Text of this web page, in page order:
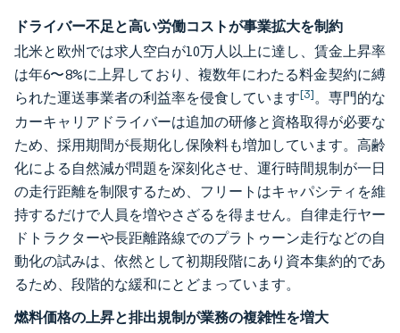
ドライバー不足と高い労働コストが事業拡大を制約
北米と欧州では求人空白が10万人以上に達し、賃金上昇率
は年6〜8%に上昇しており、複数年にわたる料金契約に縛
られた運送事業者の利益率を侵食しています[3]。専門的な
カーキャリアドライバーは追加の研修と資格取得が必要な
ため、採用期間が長期化し保険料も増加しています。高齢
化による自然減が問題を深刻化させ、運行時間規制が一日
の走行距離を制限するため、フリートはキャパシティを維
持するだけで人員を増やさざるを得ません。自律走行ヤー
ドトラクターや長距離路線でのプラトゥーン走行などの自
動化の試みは、依然として初期段階にあり資本集約的であ
るため、段階的な緩和にとどまっています。
燃料価格の上昇と排出規制が業務の複雑性を増大